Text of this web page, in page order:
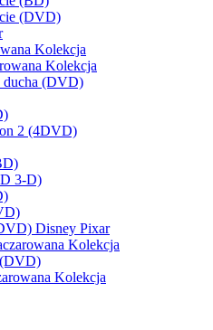
(DVD)
Kolekcja
Kolekcja
ducha (DVD)
2 (4DVD)
3-D)
Disney Pixar
Kolekcja
Kolekcja